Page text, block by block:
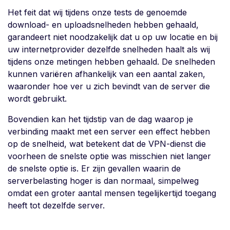
Het feit dat wij tijdens onze tests de genoemde
download- en uploadsnelheden hebben gehaald,
garandeert niet noodzakelijk dat u op uw locatie en bij
uw internetprovider dezelfde snelheden haalt als wij
tijdens onze metingen hebben gehaald. De snelheden
kunnen variëren afhankelijk van een aantal zaken,
waaronder hoe ver u zich bevindt van de server die
wordt gebruikt.
Bovendien kan het tijdstip van de dag waarop je
verbinding maakt met een server een effect hebben
op de snelheid, wat betekent dat de VPN-dienst die
voorheen de snelste optie was misschien niet langer
de snelste optie is. Er zijn gevallen waarin de
serverbelasting hoger is dan normaal, simpelweg
omdat een groter aantal mensen tegelijkertijd toegang
heeft tot dezelfde server.